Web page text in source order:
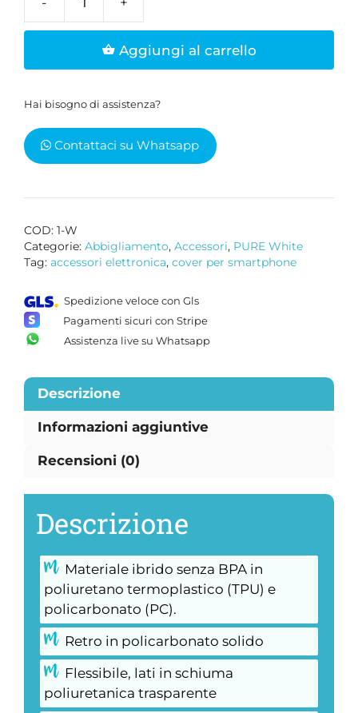
per
iPhone
bianca
Aggiungi al carrello
Hai bisogno di assistenza?
Contattaci su Whatsapp
COD: 1-W
Categorie: Abbigliamento, Accessori, PURE White
Tag: accessori elettronica, cover per smartphone
Spedizione veloce con Gls
Pagamenti sicuri con Stripe
Assistenza live su Whatsapp
Descrizione
Informazioni aggiuntive
Recensioni (0)
Descrizione
Materiale ibrido senza BPA in
poliuretano termoplastico (TPU) e
policarbonato (PC).
Retro in policarbonato solido
Flessibile, lati in schiuma
poliuretanica trasparente